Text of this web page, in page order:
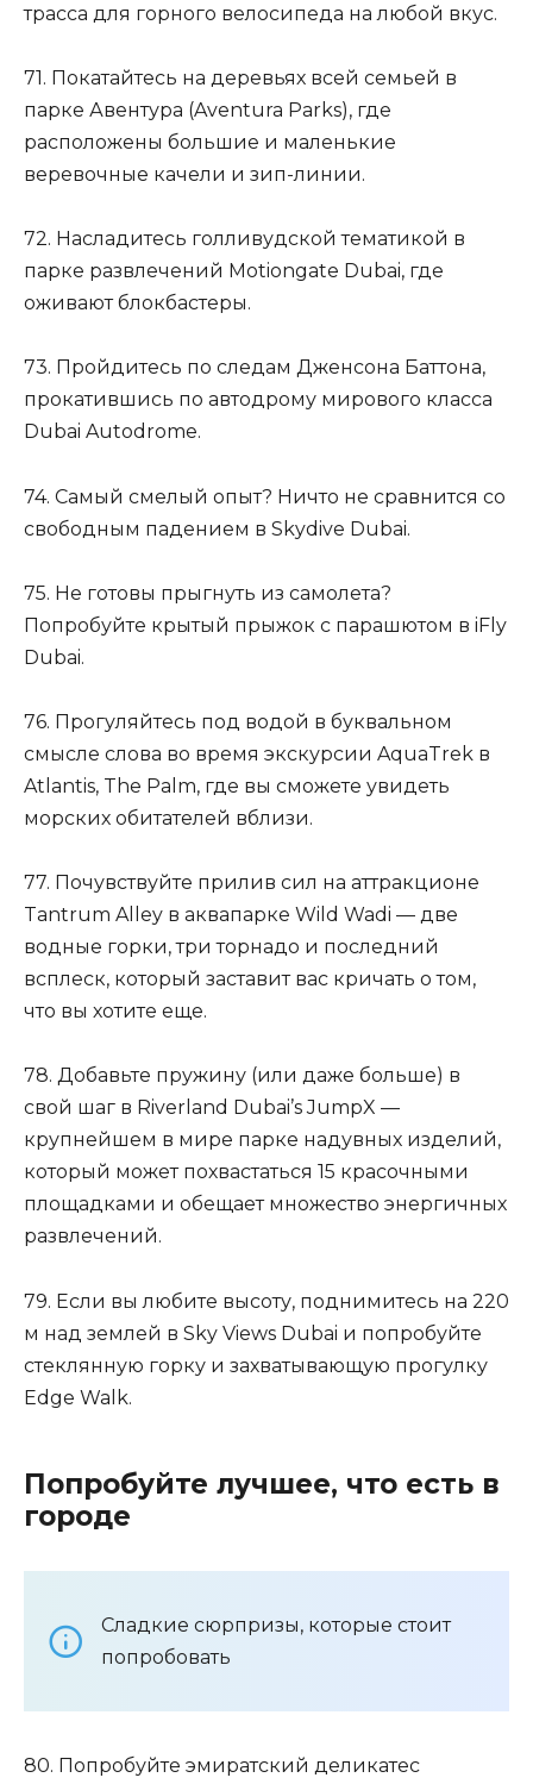
трасса для горного велосипеда на любой вкус.
71. Покатайтесь на деревьях всей семьей в
парке Авентура (Aventura Parks), где
расположены большие и маленькие
веревочные качели и зип-линии.
72. Насладитесь голливудской тематикой в
парке развлечений Motiongate Dubai, где
оживают блокбастеры.
73. Пройдитесь по следам Дженсона Баттона,
прокатившись по автодрому мирового класса
Dubai Autodrome.
74. Самый смелый опыт? Ничто не сравнится со
свободным падением в Skydive Dubai.
75. Не готовы прыгнуть из самолета?
Попробуйте крытый прыжок с парашютом в iFly
Dubai.
76. Прогуляйтесь под водой в буквальном
смысле слова во время экскурсии AquaTrek в
Atlantis, The Palm, где вы сможете увидеть
морских обитателей вблизи.
77. Почувствуйте прилив сил на аттракционе
Tantrum Alley в аквапарке Wild Wadi — две
водные горки, три торнадо и последний
всплеск, который заставит вас кричать о том,
что вы хотите еще.
78. Добавьте пружину (или даже больше) в
свой шаг в Riverland Dubai’s JumpX —
крупнейшем в мире парке надувных изделий,
который может похвастаться 15 красочными
площадками и обещает множество энергичных
развлечений.
79. Если вы любите высоту, поднимитесь на 220
м над землей в Sky Views Dubai и попробуйте
стеклянную горку и захватывающую прогулку
Edge Walk.
Попробуйте лучшее, что есть в
городе
Сладкие сюрпризы, которые стоит
попробовать
80. Попробуйте эмиратский деликатес